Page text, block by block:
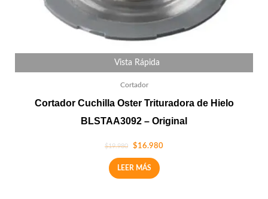
Vista Rápida
Cortador
Cortador Cuchilla Oster Trituradora de Hielo
BLSTAA3092 – Original
$19.980 $16.980
LEER MÁS